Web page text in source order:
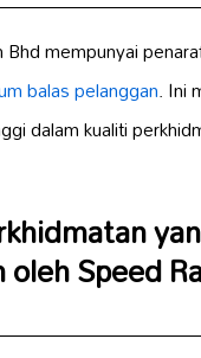
mempunyai
balas pelanggan. Ini
dalam kualiti
Speed